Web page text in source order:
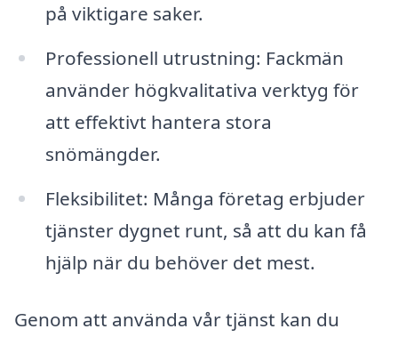
på viktigare saker.
Professionell utrustning: Fackmän
använder högkvalitativa verktyg för
att effektivt hantera stora
snömängder.
Fleksibilitet: Många företag erbjuder
tjänster dygnet runt, så att du kan få
hjälp när du behöver det mest.
Genom att använda vår tjänst kan du